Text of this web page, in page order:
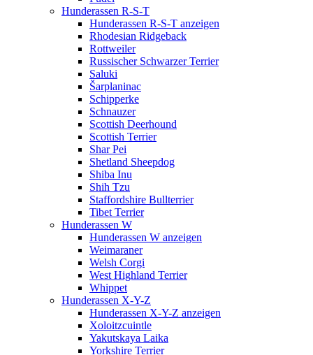
Hunderassen R-S-T
Hunderassen R-S-T anzeigen
Rhodesian Ridgeback
Rottweiler
Russischer Schwarzer Terrier
Saluki
Šarplaninac
Schipperke
Schnauzer
Scottish Deerhound
Scottish Terrier
Shar Pei
Shetland Sheepdog
Shiba Inu
Shih Tzu
Staffordshire Bullterrier
Tibet Terrier
Hunderassen W
Hunderassen W anzeigen
Weimaraner
Welsh Corgi
West Highland Terrier
Whippet
Hunderassen X-Y-Z
Hunderassen X-Y-Z anzeigen
Xoloitzcuintle
Yakutskaya Laika
Yorkshire Terrier